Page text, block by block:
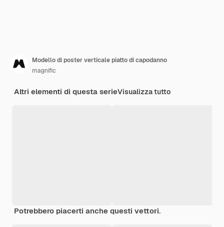
Modello di poster verticale piatto di capodanno
magnific
Altri elementi di questa serieVisualizza tutto
Potrebbero piacerti anche questi vettori.